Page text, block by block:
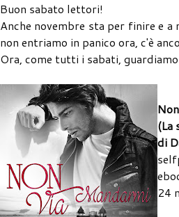
Buon sabato lettori!
Anche novembre sta per finire e
non entriamo in panico ora, c'è
Ora, come tutti i sabati,
(La
di
24